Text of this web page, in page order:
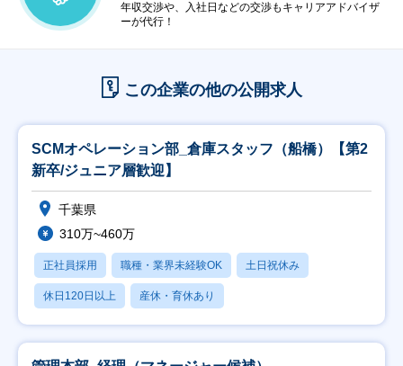
年収交渉や、入社日などの交渉もキャリアアドバイザ
ーが代行！
この企業の他の公開求人
SCMオペレーション部_倉庫スタッフ（船橋）【第2
新卒/ジュニア層歓迎】
千葉県
310万~460万
正社員採用 職種・業界未経験OK 土日祝休み
休日120日以上 産休・育休あり